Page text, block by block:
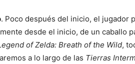
. Poco después del inicio, el jugador
desde el inicio, de un caballo
of Zelda: Breath of the Wild,
a lo largo de las Tierras